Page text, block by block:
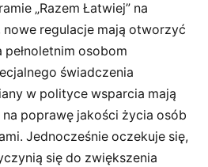
„Razem Łatwiej” na
nowe regulacje mają otworzyć
osobom
świadczenia
w polityce wsparcia mają
poprawę jakości życia osób
Jednocześnie oczekuje się,
się do zwiększenia